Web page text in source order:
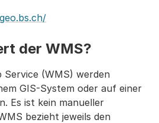
der WMS?
Service (WMS) werden
GIS-System oder auf einer
Es ist kein manueller
bezieht jeweils den